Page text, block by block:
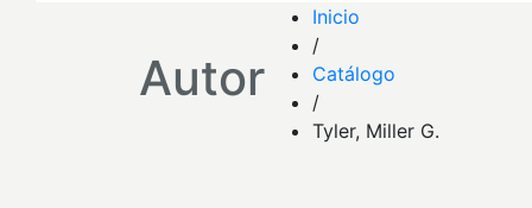
Autor
Inicio
/
Catálogo
/
Tyler, Miller G.